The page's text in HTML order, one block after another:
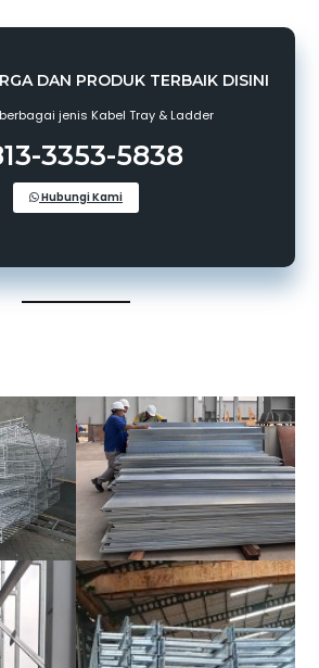
DAN PRODUK TERBAIK DISINI
jenis Kabel Tray & Ladder
3353-5838
Hubungi Kami